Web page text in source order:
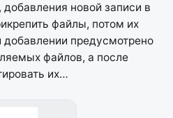
новой записи в
файлы, потом их
предусмотрено
файлов, а после
их…